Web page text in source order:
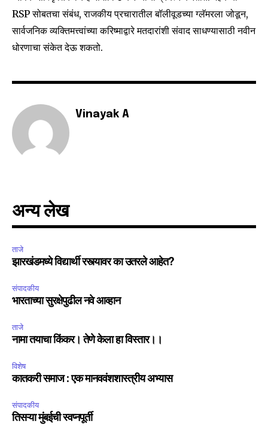
6,300
Fans
32,111
Followers
75
Followers
RSP सोबतचा संबंध, राजकीय प्रचारातील बॉलीवूडच्या ग्लॅमरला जोडून, ​​
सार्वजनिक व्यक्तिमत्त्वांच्या करिष्माद्वारे मतदारांशी संवाद साधण्यासाठी नवीन
धोरणाचा संकेत देऊ शकतो.
Vinayak A
अन्य लेख
ताजे
झारखंडमध्ये विद्यार्थी रस्त्यावर का उतरले आहेत?
संपादकीय
भारताच्या सुरक्षेपुढील नवे आव्हान
ताजे
नामा तयाचा किंकर। तेणे केला हा विस्तार।।
विशेष
कातकरी समाज : एक मानववंशशास्त्रीय अभ्यास
संपादकीय
तिसऱ्या मुंबईची स्वप्नपूर्ती